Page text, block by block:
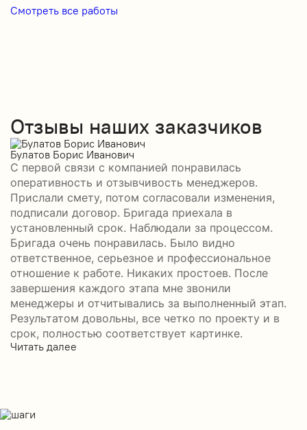
Смотреть все работы
Отзывы наших заказчиков
Булатов Борис Иванович
С первой связи с компанией понравилась
оперативность и отзывчивость менеджеров.
Прислали смету, потом согласовали изменения,
подписали договор. Бригада приехала в
установленный срок. Наблюдали за процессом.
Бригада очень понравилась. Было видно
ответственное, серьезное и профессиональное
отношение к работе. Никаких простоев. После
завершения каждого этапа мне звонили
менеджеры и отчитывались за выполненный этап.
Результатом довольны, все четко по проекту и в
срок, полностью соответствует картинке.
Читать далее